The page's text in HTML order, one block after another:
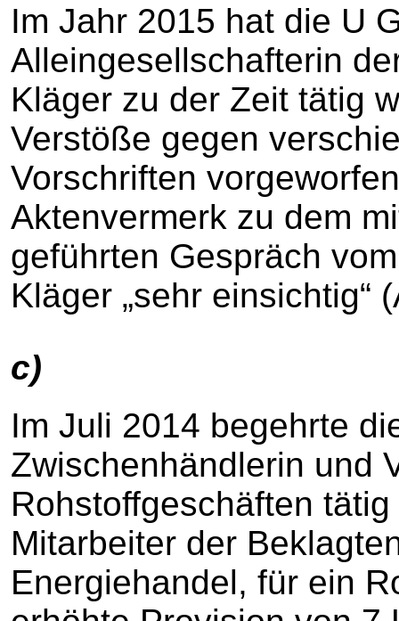
Im Jahr 2015 hat die U
Alleingesellschafterin
Kläger zu der Zeit tätig
Verstöße gegen
Vorschriften
Aktenvermerk zu dem
geführten Gespräch
Kläger „sehr einsichtig“
c)
Im Juli 2014 begehrte
Zwischenhändlerin und
Rohstoffgeschäften
Mitarbeiter der
Energiehandel, für ein